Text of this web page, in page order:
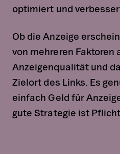
optimiert und
Ob die Anzeige
von mehreren Faktoren
Anzeigenqualität und
Zielort des Links. Es
einfach Geld für
gute Strategie ist